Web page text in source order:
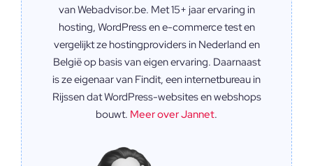
van Webadvisor.be. Met 15+ jaar ervaring in
hosting, WordPress en e-commerce test en
vergelijkt ze hostingproviders in Nederland en
België op basis van eigen ervaring. Daarnaast
is ze eigenaar van Findit, een internetbureau in
Rijssen dat WordPress-websites en webshops
bouwt. Meer over Jannet.